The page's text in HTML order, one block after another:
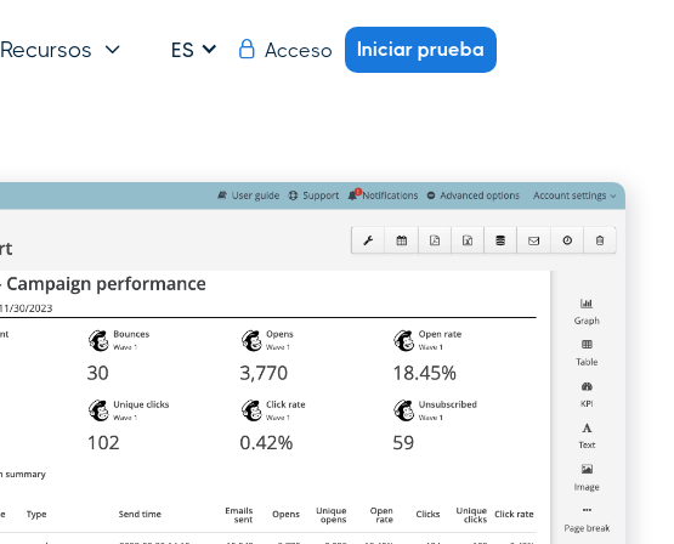
Recursos  ES  Acceso Iniciar prueba